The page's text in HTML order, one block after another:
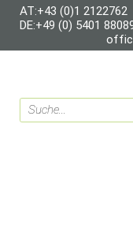
AT:+43 (0)1 2122762
DE:+49 (0) 5401